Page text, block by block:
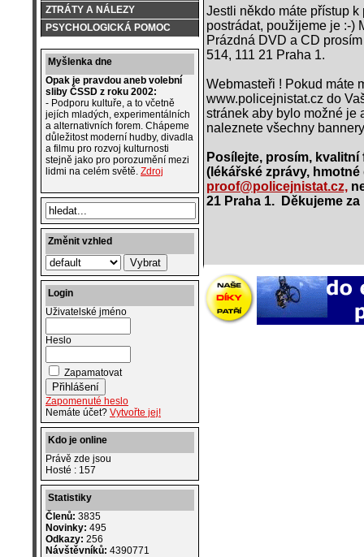
ZTRÁTY A NÁLEZY
PSYCHOLOGICKÁ POMOC
Myšlenka dne
Opak je pravdou aneb volební
sliby ČSSD z roku 2002:
- Podporu kultuře, a to včetně
jejích mladých, experimentálních
a alternativních forem. Chápeme
důležitost moderní hudby, divadla
a filmu pro rozvoj kulturnosti
stejně jako pro porozumění mezi
lidmi na celém světě. Zdroj
Změnit vzhled
Login
Uživatelské jméno
Heslo
Zapamatovat
Zapomenuté heslo
Nemáte účet? Vytvořte jej!
Kdo je online
Právě zde jsou
Hosté : 157
Statistiky
Členů: 3835
Novinky: 495
Odkazy: 256
Návštěvníků: 4390771
Jestli někdo máte přístup
postrádat, použijeme je :-)
Prázdná DVD a CD
514, 111 21 Praha 1.
Webmasteři ! Pokud máte
www.policejnistat.cz do
stránek aby bylo možné je
naleznete všechny
Posílejte, prosím,
(lékářské zprávy,
proof@policejnistat.cz,
21 Praha 1. Děkujeme za